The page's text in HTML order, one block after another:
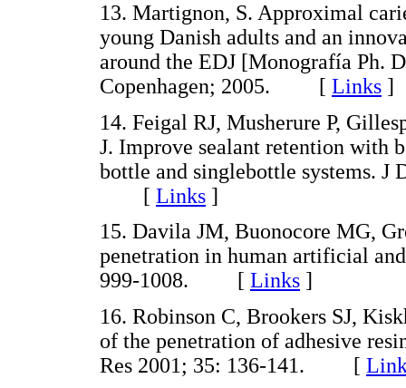
13. Martignon, S. Approximal
young Danish adults and an
around the EDJ [Monografía Ph.
Copenhagen; 2005. [ Links ]
14. Feigal RJ, Musherure P,
J. Improve sealant retention with
bottle and singlebottle systems. J
[ Links ]
15. Davila JM, Buonocore MG,
penetration in human artificial
999-1008. [ Links ]
16. Robinson C, Brookers SJ,
of the penetration of adhesive
Res 2001; 35: 136-141. [